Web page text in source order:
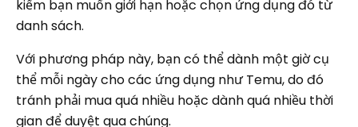
kiếm bạn muốn giới hạn hoặc chọn ứng dụng đó từ
danh sách.
Với phương pháp này, bạn có thể dành một giờ cụ
thể mỗi ngày cho các ứng dụng như Temu, do đó
tránh phải mua quá nhiều hoặc dành quá nhiều thời
gian để duyệt qua chúng.